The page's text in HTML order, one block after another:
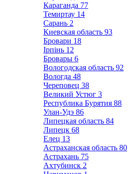
Караганда 77
Темиртау 14
Сарань 2
Киевская область 93
Бровари 18
Ірпінь 12
Бровары 6
Вологодская область 92
Вологда 48
Череповец 38
Великий Устюг 3
Республика Бурятия 88
Улан-Удэ 86
Липецкая область 84
Липецк 68
Елец 13
Астраханская область 80
Астрахань 75
Ахтубинск 2